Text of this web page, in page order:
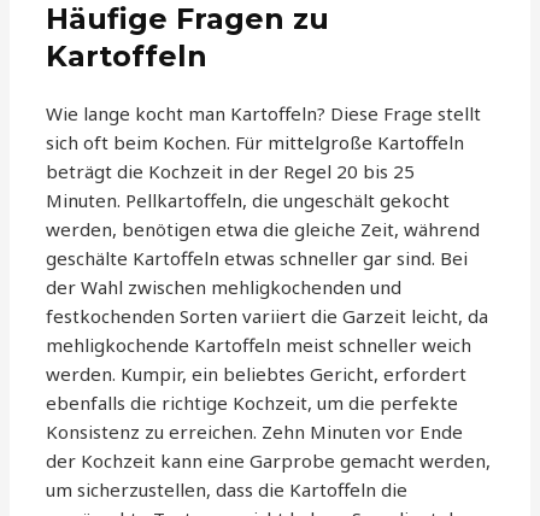
Häufige Fragen zu
Kartoffeln
Wie lange kocht man Kartoffeln? Diese Frage stellt
sich oft beim Kochen. Für mittelgroße Kartoffeln
beträgt die Kochzeit in der Regel 20 bis 25
Minuten. Pellkartoffeln, die ungeschält gekocht
werden, benötigen etwa die gleiche Zeit, während
geschälte Kartoffeln etwas schneller gar sind. Bei
der Wahl zwischen mehligkochenden und
festkochenden Sorten variiert die Garzeit leicht, da
mehligkochende Kartoffeln meist schneller weich
werden. Kumpir, ein beliebtes Gericht, erfordert
ebenfalls die richtige Kochzeit, um die perfekte
Konsistenz zu erreichen. Zehn Minuten vor Ende
der Kochzeit kann eine Garprobe gemacht werden,
um sicherzustellen, dass die Kartoffeln die